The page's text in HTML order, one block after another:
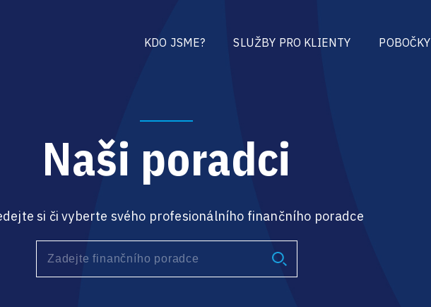
KDO JSME? SLUŽBY PRO KLIENTY POBOČKY
Naši poradci
si či vyberte svého profesionálního finančního poradce